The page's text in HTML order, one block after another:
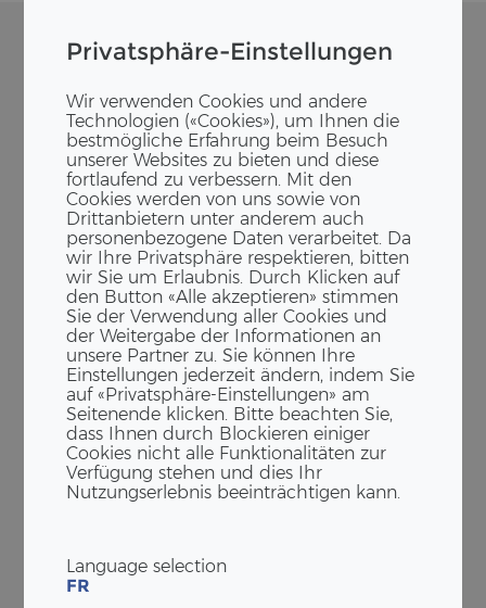
Privatsphäre-Einstellungen
Wir verwenden Cookies und andere
Technologien («Cookies»), um Ihnen die
bestmögliche Erfahrung beim Besuch
unserer Websites zu bieten und diese
fortlaufend zu verbessern. Mit den
Cookies werden von uns sowie von
Drittanbietern unter anderem auch
personenbezogene Daten verarbeitet. Da
wir Ihre Privatsphäre respektieren, bitten
wir Sie um Erlaubnis. Durch Klicken auf
den Button «Alle akzeptieren» stimmen
Sie der Verwendung aller Cookies und
der Weitergabe der Informationen an
unsere Partner zu. Sie können Ihre
Einstellungen jederzeit ändern, indem Sie
auf «Privatsphäre-Einstellungen» am
Seitenende klicken. Bitte beachten Sie,
dass Ihnen durch Blockieren einiger
Cookies nicht alle Funktionalitäten zur
Verfügung stehen und dies Ihr
Nutzungserlebnis beeinträchtigen kann.
Language selection
FR